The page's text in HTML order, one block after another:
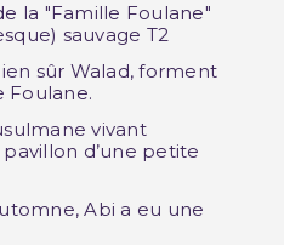
avis)
la "Famille Foulane"
sauvage T2
sûr Walad, forment
Foulane.
vivant
d’une petite
Abi a eu une